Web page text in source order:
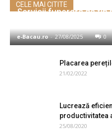
CELE MAI CITITE
Servicii funerare de tip
e-Bacau.ro - 27/08/2025 0
Placarea
21/02/2022
Lucrează
productivitatea
25/08/2020